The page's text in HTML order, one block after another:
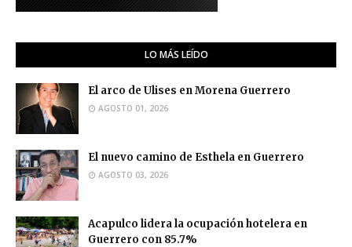
LO MÁS LEÍDO
El arco de Ulises en Morena Guerrero
AGOSTO 01, 2026
El nuevo camino de Esthela en Guerrero
AGOSTO 03, 2026
Acapulco lidera la ocupación hotelera en
Guerrero con 85.7%